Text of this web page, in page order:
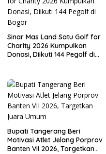
Sinar Mas Land Satu Golf for
Charity 2026 Kumpulkan
Donasi, Diikuti 144 Pegolf di
Bupati Tangerang Beri
Motivasi Atlet Jelang Porprov
Banten VII 2026, Targetkan